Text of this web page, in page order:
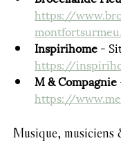
https://
Inspirihome -
https://
M & Compagnie
https://
Musique, musiciens